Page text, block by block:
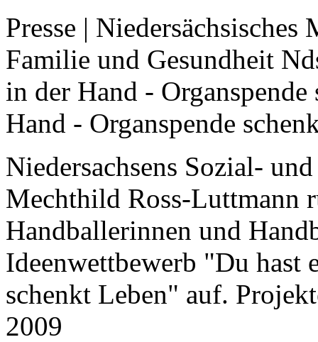
Presse |
Familie und Gesundheit
in der Hand -
Hand - Organspende
Niedersachsens Sozial-
Mechthild Ross-Luttmann
Handballerinnen und
Ideenwettbewerb "Du hast
schenkt Leben" auf.
2009